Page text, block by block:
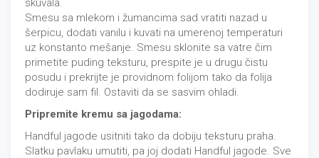
skuvala.
Smesu sa mlekom i žumancima sad vratiti nazad u
šerpicu, dodati vanilu i kuvati na umerenoj temperaturi
uz konstanto mešanje. Smesu sklonite sa vatre čim
primetite puding teksturu, prespite je u drugu čistu
posudu i prekrijte je providnom folijom tako da folija
dodiruje sam fil. Ostaviti da se sasvim ohladi.
Pripremite kremu sa jagodama:
Handful jagode usitniti tako da dobiju teksturu praha.
Slatku pavlaku umutiti, pa joj dodati Handful jagode. Sve